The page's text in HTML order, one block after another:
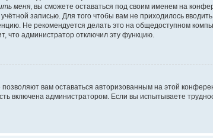
меня , вы сможете оставаться под своим именем на
учётной записью. Для того чтобы вам не приходилось
Не рекомендуется делать это на общедоступном
что администратор отключил эту функцию.
вам оставаться авторизованным на этой
включена администратором. Если вы испытываете